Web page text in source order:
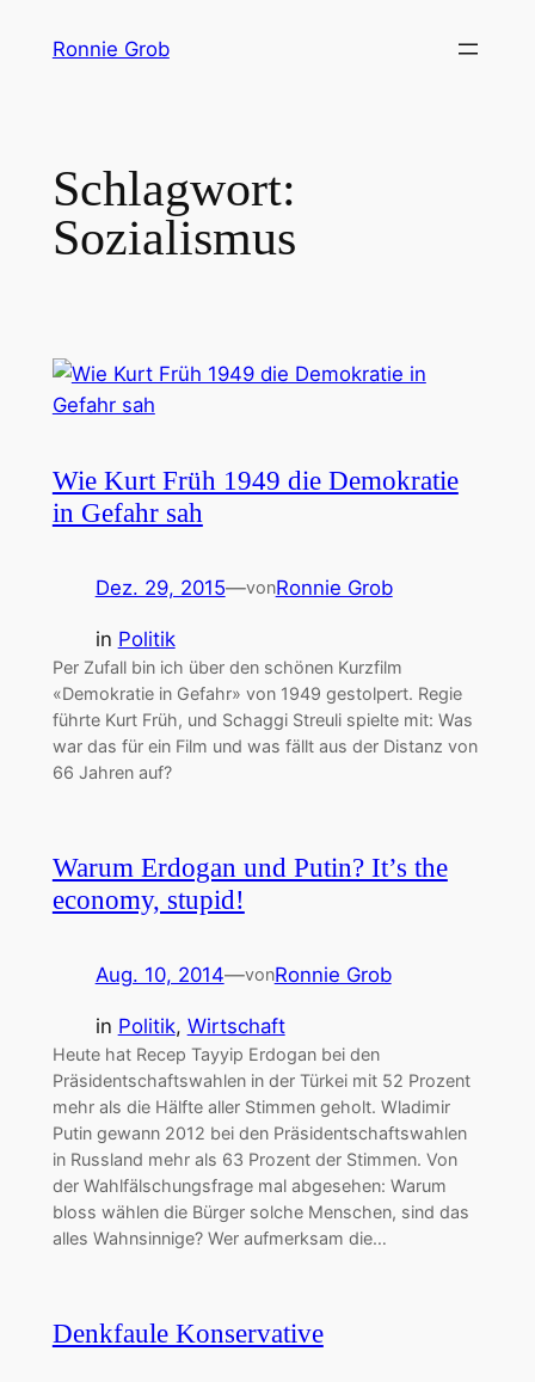
InhaltRonnie Grob
Schlagwort:
Sozialismus
Wie Kurt Früh 1949 die Demokratie
in Gefahr sah
Dez. 29, 2015—vonRonnie Grob
in Politik
Per Zufall bin ich über den schönen Kurzfilm
«Demokratie in Gefahr» von 1949 gestolpert. Regie
führte Kurt Früh, und Schaggi Streuli spielte mit: Was
war das für ein Film und was fällt aus der Distanz von
66 Jahren auf?
Warum Erdogan und Putin? It’s the
economy, stupid!
Aug. 10, 2014—vonRonnie Grob
in Politik, Wirtschaft
Heute hat Recep Tayyip Erdogan bei den
Präsidentschaftswahlen in der Türkei mit 52 Prozent
mehr als die Hälfte aller Stimmen geholt. Wladimir
Putin gewann 2012 bei den Präsidentschaftswahlen
in Russland mehr als 63 Prozent der Stimmen. Von
der Wahlfälschungsfrage mal abgesehen: Warum
bloss wählen die Bürger solche Menschen, sind das
alles Wahnsinnige? Wer aufmerksam die…
Denkfaule Konservative